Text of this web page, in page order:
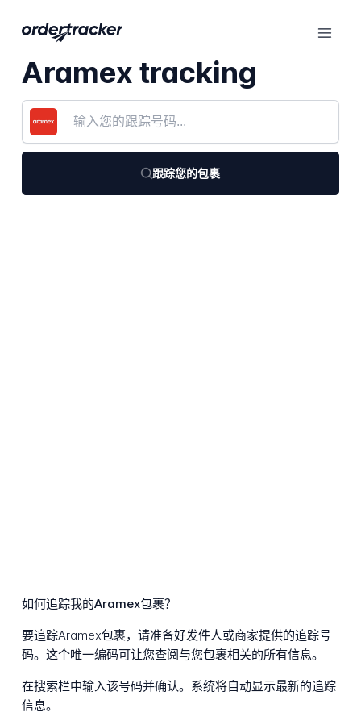
Aramex tracking
跟踪您的包裹
如何追踪我的Aramex包裹？
要追踪Aramex包裹，请准备好发件人或商家提供的追踪号
码。这个唯一编码可让您查阅与您包裹相关的所有信息。
在搜索栏中输入该号码并确认。系统将自动显示最新的追踪
信息。